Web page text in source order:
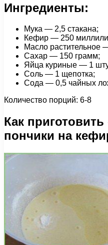
Ингредиенты:
Мука — 2,5 стакана;
Кефир — 250
Масло растительное
Сахар — 150 грамм;
Яйца куриные — 1
Соль — 1 щепотка;
Сода — 0,5 чайных
Количество порций: 6-8
Как
пончики на